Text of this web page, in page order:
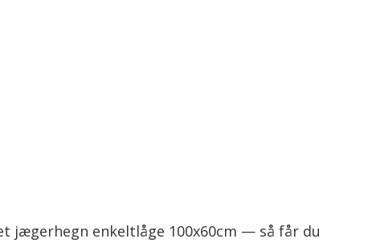
jægerhegn enkeltlåge 100x60cm — så får du